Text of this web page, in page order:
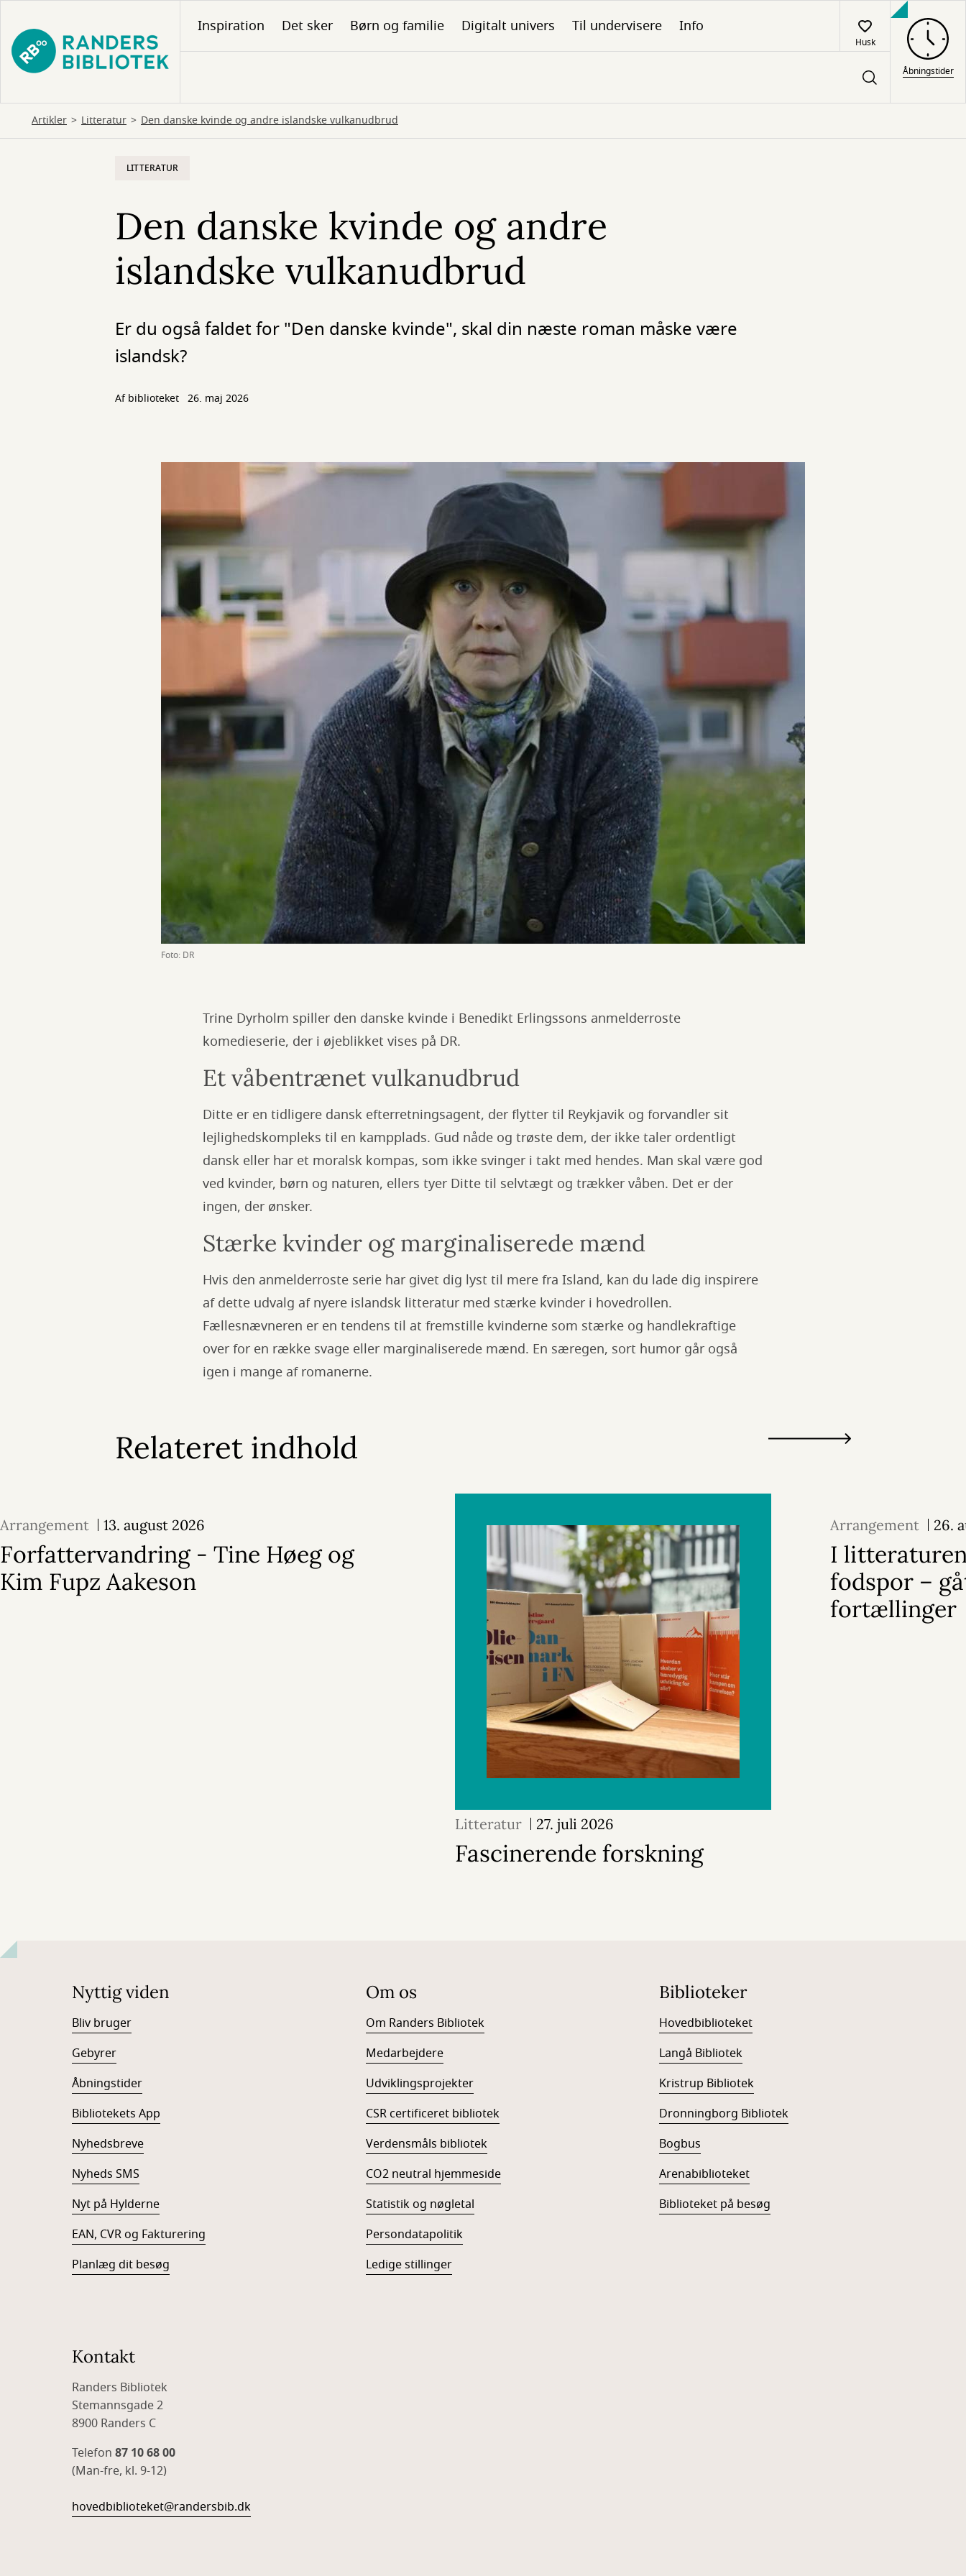
hovedindhold
Inspiration Det sker Børn og familie Digitalt univers Til undervisere Info
Husk
Åbningstider
Artikler Litteratur Den danske kvinde og andre islandske vulkanudbrud
LITTERATUR
Den danske kvinde og andre
islandske vulkanudbrud
Er du også faldet for "Den danske kvinde", skal din næste roman måske være
islandsk?
Af biblioteket 26. maj 2026
Foto: DR
Trine Dyrholm spiller den danske kvinde i Benedikt Erlingssons anmelderroste
komedieserie, der i øjeblikket vises på DR.
Et våbentrænet vulkanudbrud
Ditte er en tidligere dansk efterretningsagent, der flytter til Reykjavik og forvandler sit
lejlighedskompleks til en kampplads. Gud nåde og trøste dem, der ikke taler ordentligt
dansk eller har et moralsk kompas, som ikke svinger i takt med hendes. Man skal være god
ved kvinder, børn og naturen, ellers tyer Ditte til selvtægt og trækker våben. Det er der
ingen, der ønsker.
Stærke kvinder og marginaliserede mænd
Hvis den anmelderroste serie har givet dig lyst til mere fra Island, kan du lade dig inspirere
af dette udvalg af nyere islandsk litteratur med stærke kvinder i hovedrollen.
Fællesnævneren er en tendens til at fremstille kvinderne som stærke og handlekraftige
over for en række svage eller marginaliserede mænd. En særegen, sort humor går også
igen i mange af romanerne.
Relateret indhold
Arrangement 13. august 2026
Forfattervandring - Tine Høeg og
Kim Fupz Aakeson
Litteratur 27. juli 2026
Fascinerende forskning
Arrangement 26.
I
fodspor –
fortællinger
Nyttig viden
Bliv bruger
Gebyrer
Åbningstider
Bibliotekets App
Nyhedsbreve
Nyheds SMS
Nyt på Hylderne
EAN, CVR og Fakturering
Planlæg dit besøg
Om os
Om Randers Bibliotek
Medarbejdere
Udviklingsprojekter
CSR certificeret bibliotek
Verdensmåls bibliotek
CO2 neutral hjemmeside
Statistik og nøgletal
Persondatapolitik
Ledige stillinger
Biblioteker
Hovedbiblioteket
Langå Bibliotek
Kristrup Bibliotek
Dronningborg Bibliotek
Bogbus
Arenabiblioteket
Biblioteket på besøg
Kontakt
Randers Bibliotek
Stemannsgade 2
8900 Randers C
Telefon 87 10 68 00
(Man-fre, kl. 9-12)
hovedbiblioteket@randersbib.dk